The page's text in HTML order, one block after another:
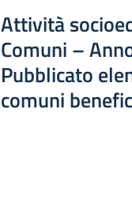
Attività
Comuni –
Pubblicato
comuni